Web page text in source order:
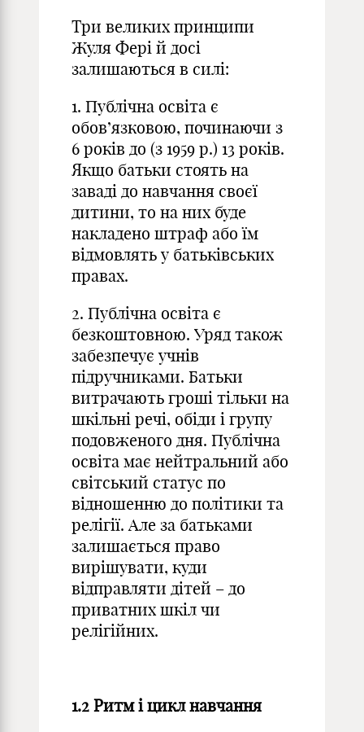
Три великих принципи
Жуля Фері й досі
залишаються в силі:
1. Публічна освіта є
обов’язковою, починаючи з
6 років до (з 1959 р.) 13 років.
Якщо батьки стоять на
заваді до навчання своєї
дитини, то на них буде
накладено штраф або їм
відмовлять у батьківських
правах.
2. Публічна освіта є
безкоштовною. Уряд також
забезпечує учнів
підручниками. Батьки
витрачають гроші тільки на
шкільні речі, обіди і групу
подовженого дня. Публічна
освіта має нейтральний або
світський статус по
відношенню до політики та
релігії. Але за батьками
залишається право
вирішувати, куди
відправляти дітей – до
приватних шкіл чи
релігійних.
1.2 Ритм і цикл навчання